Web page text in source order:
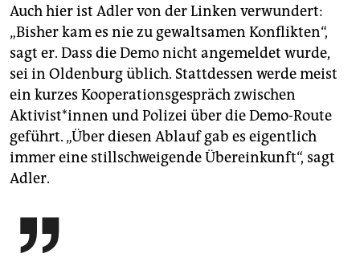
Auch hier ist Adler von der Linken verwundert:
„Bisher kam es nie zu gewaltsamen Konflikten“,
sagt er. Dass die Demo nicht angemeldet wurde,
sei in Oldenburg üblich. Stattdessen werde meist
ein kurzes Kooperationsgespräch zwischen
Aktivist*innen und Polizei über die Demo-Route
geführt. „Über diesen Ablauf gab es eigentlich
immer eine stillschweigende Übereinkunft“, sagt
Adler.
